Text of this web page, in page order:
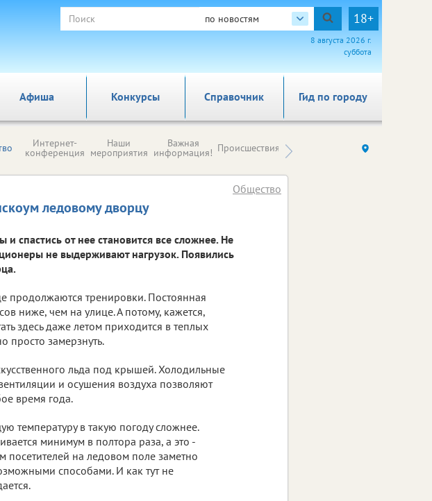
по новостям 18+
8 августа 2026 г.
суббота
Афиша Справочник Гид по городу
Конкурсы
Интернет-
конференция
Наши
мероприятия
Важная
информация! Происшествия Здоровье компаний (на
ледовому дворцу
Общество
спастись от нее становится все сложнее. Не
не выдерживают нагрузок. Появились
продолжаются тренировки. Постоянная
ниже, чем на улице. А потому, кажется,
здесь даже летом приходится в теплых
просто замерзнуть.
льда под крышей. Холодильные
и осушения воздуха позволяют
время года.
температуру в такую погоду сложнее.
минимум в полтора раза, а это -
на ледовом поле заметно
способами. И как тут не